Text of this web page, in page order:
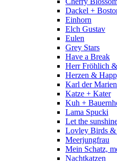
Dackel +
Einhorn
Elch Gustav
Eulen
Grey Stars
Have a Break
Herr Fröhlich
Herzen &
Karl der
Katze + Kater
Kuh +
Lama Spucki
Let the
Lovley Birds &
Meerjungfrau
Mein Schatz,
Nachtkatzen